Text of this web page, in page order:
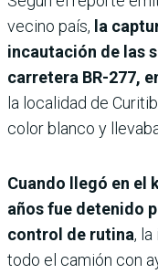
vecino país, la
incautación de las
carretera BR-277,
la localidad de
color blanco y
Cuando llegó en el
años fue detenido
control de rutina,
todo el camión con